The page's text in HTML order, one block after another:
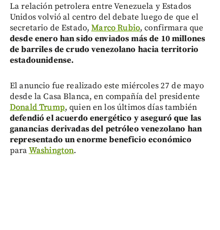
La relación petrolera entre Venezuela y Estados
Unidos volvió al centro del debate luego de que el
secretario de Estado,Marco Rubio, confirmara que
desde enero han sido enviados más de 10 millones
de barriles de crudo venezolano hacia territorio
estadounidense.
El anuncio fue realizado este miércoles 27 de mayo
desde la Casa Blanca, en compañía del presidente
Donald Trump, quien en los últimos días también
defendió el acuerdo energético y aseguró que las
ganancias derivadas del petróleo venezolano han
representado un enorme beneficio económico
paraWashington.